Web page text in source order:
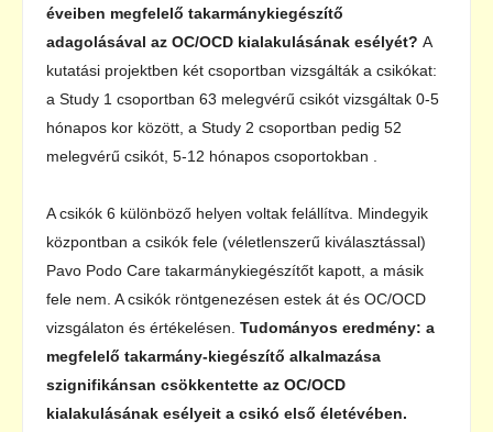
éveiben megfelelő takarmánykiegészítő
adagolásával az OC/OCD kialakulásának esélyét? A
kutatási projektben két csoportban vizsgálták a csikókat:
a Study 1 csoportban 63 melegvérű csikót vizsgáltak 0-5
hónapos kor között, a Study 2 csoportban pedig 52
melegvérű csikót, 5-12 hónapos csoportokban .
A csikók 6 különböző helyen voltak felállítva. Mindegyik
központban a csikók fele (véletlenszerű kiválasztással)
Pavo Podo Care takarmánykiegészítőt kapott, a másik
fele nem. A csikók röntgenezésen estek át és OC/OCD
vizsgálaton és értékelésen. Tudományos eredmény: a
megfelelő takarmány-kiegészítő alkalmazása
szignifikánsan csökkentette az OC/OCD
kialakulásának esélyeit a csikó első életévében.